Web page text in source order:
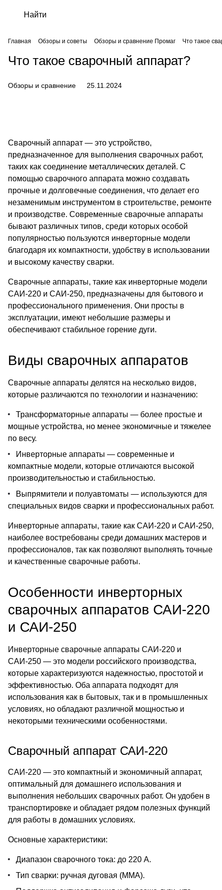
Главная Обзоры и советы Обзоры и сравнение Промаг Что такое
Что такое сварочный аппарат?
Обзоры и сравнение 25.11.2024
Сварочный аппарат — это устройство,
предназначенное для выполнения сварочных работ,
таких как соединение металлических деталей. С
помощью сварочного аппарата можно создавать
прочные и долговечные соединения, что делает его
незаменимым инструментом в строительстве, ремонте
и производстве. Современные сварочные аппараты
бывают различных типов, среди которых особой
популярностью пользуются инверторные модели
благодаря их компактности, удобству в использовании
и высокому качеству сварки.
Сварочные аппараты, такие как инверторные модели
САИ-220 и САИ-250, предназначены для бытового и
профессионального применения. Они просты в
эксплуатации, имеют небольшие размеры и
обеспечивают стабильное горение дуги.
Виды сварочных аппаратов
Сварочные аппараты делятся на несколько видов,
которые различаются по технологии и назначению:
Трансформаторные аппараты — более простые и
мощные устройства, но менее экономичные и тяжелее
по весу.
Инверторные аппараты — современные и
компактные модели, которые отличаются высокой
производительностью и стабильностью.
Выпрямители и полуавтоматы — используются для
специальных видов сварки и профессиональных работ.
Инверторные аппараты, такие как САИ-220 и САИ-250,
наиболее востребованы среди домашних мастеров и
профессионалов, так как позволяют выполнять точные
и качественные сварочные работы.
Особенности инверторных
сварочных аппаратов САИ-220
и САИ-250
Инверторные сварочные аппараты САИ-220 и
САИ-250 — это модели российского производства,
которые характеризуются надежностью, простотой и
эффективностью. Оба аппарата подходят для
использования как в бытовых, так и в промышленных
условиях, но обладают различной мощностью и
некоторыми техническими особенностями.
Сварочный аппарат САИ-220
САИ-220 — это компактный и экономичный аппарат,
оптимальный для домашнего использования и
выполнения небольших сварочных работ. Он удобен в
транспортировке и обладает рядом полезных функций
для работы в домашних условиях.
Основные характеристики:
Диапазон сварочного тока: до 220 А.
Тип сварки: ручная дуговая (MMA).